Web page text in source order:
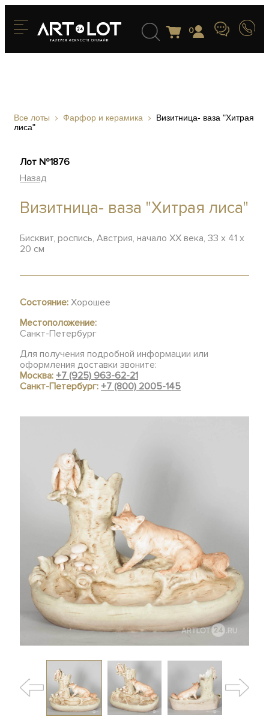
0
Все лоты Фарфор и керамика
Визитница- ваза "Хитрая
лиса"
Лот №1876
Назад
Визитница- ваза "Хитрая лиса"
Бисквит, роспись, Австрия, начало ХХ века, 33 х 41 х
20 см
Состояние: Хорошее
Местоположение:
Санкт-Петербург
Для получения подробной информации или
оформления доставки звоните:
Москва:+7 (925) 963-62-21
Санкт-Петербург:+7 (800) 2005-145